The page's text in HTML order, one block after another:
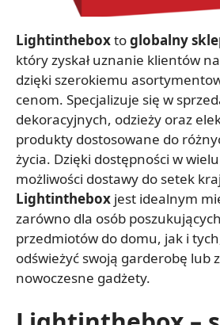
Lightintheboxtoglobalny
który zyskał uznanie klientów
dzięki szerokiemu
cenom. Specjalizuje się w
dekoracyjnych, odzieży oraz
produkty dostosowane do
życia. Dzięki dostępności w
możliwości dostawy do setek
Lightinthebox jest idealnym
zarówno dla osób
przedmiotów do domu, jak i
odświeżyć swoją garderobę lub
nowoczesne gadżety.